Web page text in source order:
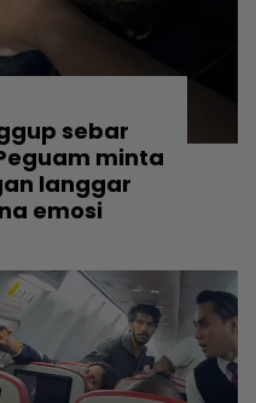
sebar
minta
langgar
emosi